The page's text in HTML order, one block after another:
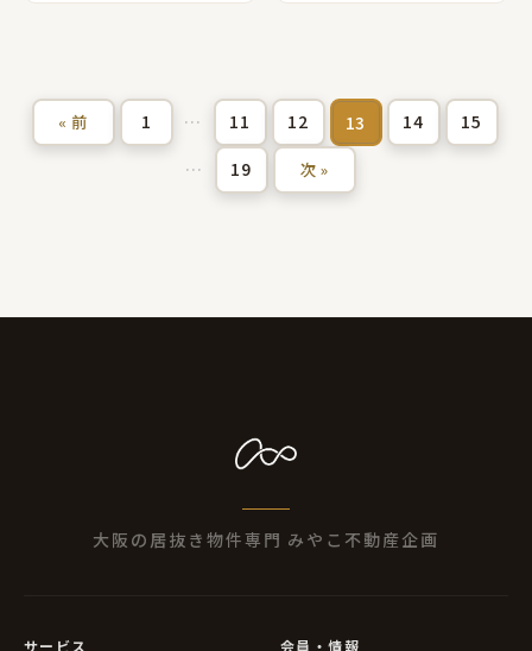
« 前 1 … 11 12 13 14
15
…
19 次 »
大阪の居抜き物件専門 みやこ不動産企画
サービス 会員・情報